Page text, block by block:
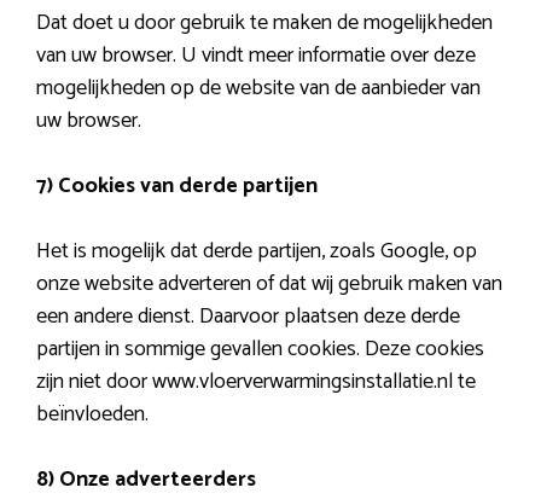
Dat doet u door gebruik te maken de mogelijkheden
van uw browser. U vindt meer informatie over deze
mogelijkheden op de website van de aanbieder van
uw browser.
7) Cookies van derde partijen
Het is mogelijk dat derde partijen, zoals Google, op
onze website adverteren of dat wij gebruik maken van
een andere dienst. Daarvoor plaatsen deze derde
partijen in sommige gevallen cookies. Deze cookies
zijn niet door www.vloerverwarmingsinstallatie.nl te
beïnvloeden.
8)Onze adverteerders